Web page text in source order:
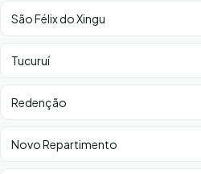
São Félix do Xingu
Tucuruí
Redenção
Novo Repartimento